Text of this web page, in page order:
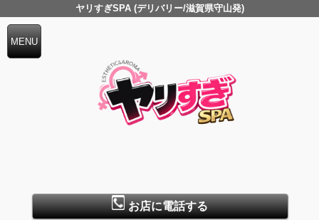
ヤリすぎSPA (デリバリー/滋賀県守山発)
お店に電話する